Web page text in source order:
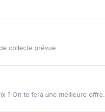
collecte prévue
? On te fera une meilleure offre.